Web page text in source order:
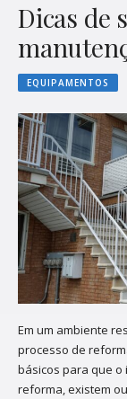
Dicas de
EQUIPAMENTOS
Em um ambiente
processo de
básicos para que o
reforma, existem